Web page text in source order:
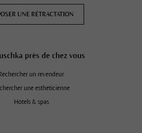
UNE RÉTRACTATION
près de chez vous
Rechercher un revendeur
une esthéticienne
Hôtels & spas